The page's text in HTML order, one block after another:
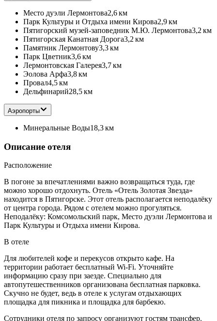
Место дуэли Лермонтова2,6 км
Парк Культуры и Отдыха имени Кирова2,9 км
Пятигорский музей-заповедник М.Ю. Лермонтова3,2 км
Пятигорская Канатная Дорога3,2 км
Памятник Лермонтову3,3 км
Парк Цветник3,6 км
Лермонтовская Галерея3,7 км
Эолова Арфа3,8 км
Провал4,5 км
Дельфинарий28,5 км
Аэропорты
Минеральные Воды18,3 км
Описание отеля
Расположение
В погоне за впечатлениями важно возвращаться туда, где
можно хорошо отдохнуть. Отель «Отель Золотая Звезда»
находится в Пятигорске. Этот отель располагается неподалёку
от центра города. Рядом с отелем можно прогуляться.
Неподалёку: Комсомольский парк, Место дуэли Лермонтова и
Парк Культуры и Отдыха имени Кирова.
В отеле
Для любителей кофе и перекусов открыто кафе. На
территории работает бесплатный Wi-Fi. Уточняйте
информацию сразу при заезде. Специально для
автопутешественников организована бесплатная парковка.
Скучно не будет, ведь в отеле к услугам отдыхающих
площадка для пикника и площадка для барбекю.
Сотрудники отеля по запросу организуют гостям трансфер.